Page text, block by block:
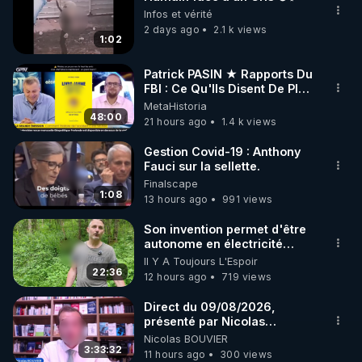
🌱 INSTAGRAM
https://www.instagram.com/rdlr_thierrycasasnovas/
http://rgnr.li/instagram
🌱 LA NEWSLETTER
Pour ne pas rater l’actualité RGNR (stages,
http://rgnr.li/news
🌱 VIDÉOS NON CENSURÉES SUR ODYSEE
Toutes les vidéos Youtube sont aussi sur la
http://rgnr.li/odysee
🌱 LES STAGES EN PRÉSENTIEL
http://rgnr.li/stages
1:02
Infos et vérité
2 days ago
2.1 k views
48:00
Patrick PASIN ★ Rapports Du
FBI : Ce Qu'Ils Disent De Plus
Grave Sur Hitler
MetaHistoria
21 hours ago
1.4 k views
1:08
Gestion Covid-19 : Anthony
Fauci sur la sellette.
Finalscape
13 hours ago
991 views
22:36
Son invention permet d'être
autonome en électricité
avec un simple ruisseau
Il Y A Toujours L'Espoir
12 hours ago
719 views
3:33:32
Direct du 09/08/2026,
présenté par Nicolas
BOUVIER
Nicolas BOUVIER
11 hours ago
300 views